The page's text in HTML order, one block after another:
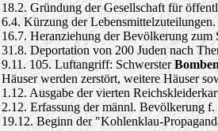
18.2. Gründung der Gesellschaft für
6.4. Kürzung der
16.7. Heranziehung der Bevölkerung
31.8. Deportation von 200 Juden nach
9.11. 105. Luftangriff: Schwerster
Häuser werden zerstört, weitere Häuser
1.12. Ausgabe der vierten
2.12. Erfassung der männl. Bevölkerung
19.12. Beginn der "Kohlenklau-